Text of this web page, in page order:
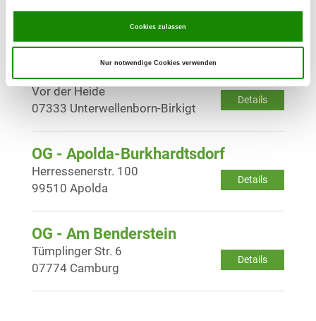
Cookies zulassen
Nur notwendige Cookies verwenden
Am Waldhaus
07387 Krölpa - Zella
OG - Birkigt
Details
Vor der Heide
07333 Unterwellenborn-Birkigt
OG - Apolda-Burkhardtsdorf
Details
Herressenerstr. 100
99510 Apolda
OG - Am Benderstein
Details
Tümplinger Str. 6
07774 Camburg